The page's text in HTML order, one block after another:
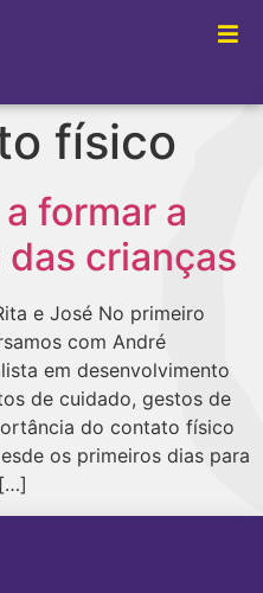
físico
formar a
crianças
e José No primeiro
com André
em desenvolvimento
de cuidado, gestos de
do contato físico
os primeiros dias para